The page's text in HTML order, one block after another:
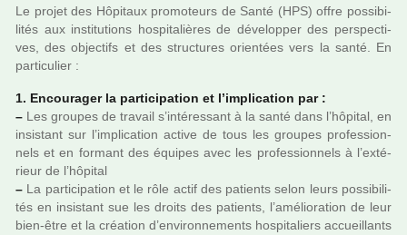
Le projet des Hôpitaux pro­mo­teurs de Santé (HPS) offre pos­si­bi­
li­tés aux ins­ti­tu­tions hos­pi­ta­liè­res de déve­lop­per des pers­pec­ti­
ves, des objec­tifs et des struc­tu­res orien­tées vers la santé. En
par­ti­cu­lier :
1. Encourager la par­ti­ci­pa­tion et l’impli­ca­tion par :
– Les grou­pes de tra­vail s’inté­res­sant à la santé dans l’hôpi­tal, en
insis­tant sur l’impli­ca­tion active de tous les grou­pes pro­fes­sion­
nels et en for­mant des équipes avec les pro­fes­sion­nels à l’exté­
rieur de l’hôpi­tal
– La par­ti­ci­pa­tion et le rôle actif des patients selon leurs pos­si­bi­li­
tés en insis­tant sue les droits des patients, l’amé­lio­ra­tion de leur
bien-être et la créa­tion d’envi­ron­ne­ments hos­pi­ta­liers accueillants